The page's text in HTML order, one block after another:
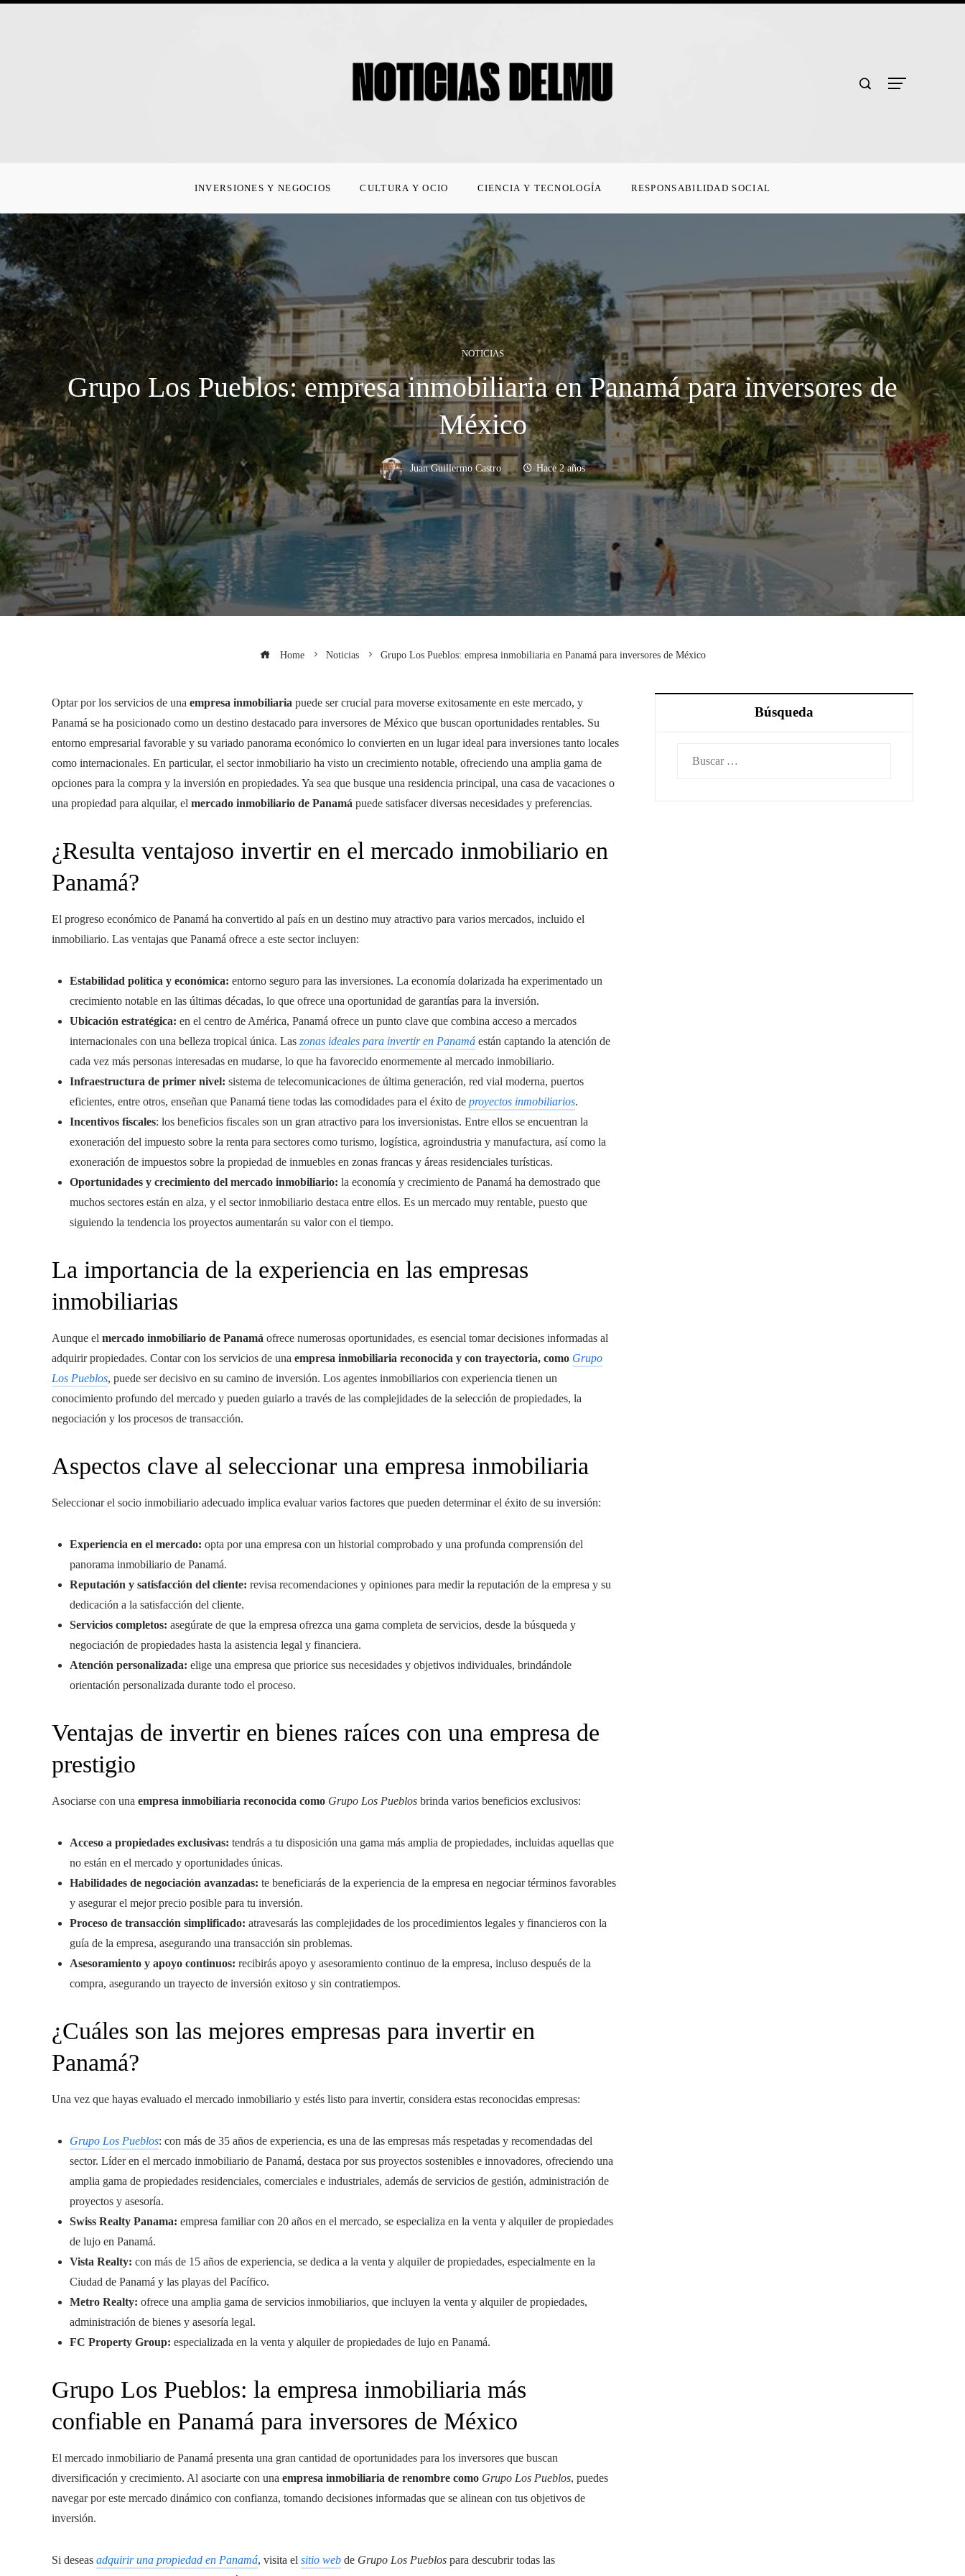
INVERSIONES Y NEGOCIOS CULTURA Y OCIO CIENCIA Y TECNOLOGÍA RESPONSABILIDAD SOCIAL
NOTICIAS
Grupo Los Pueblos: empresa inmobiliaria en Panamá para inversores de
México
Juan Guillermo Castro Hace 2 años
Home Noticias Grupo Los Pueblos: empresa inmobiliaria en Panamá para inversores de México
Optar por los servicios de una empresa inmobiliaria puede ser crucial para moverse exitosamente en este mercado, y
Panamá se ha posicionado como un destino destacado para inversores de México que buscan oportunidades rentables. Su
entorno empresarial favorable y su variado panorama económico lo convierten en un lugar ideal para inversiones tanto locales
como internacionales. En particular, el sector inmobiliario ha visto un crecimiento notable, ofreciendo una amplia gama de
opciones para la compra y la inversión en propiedades. Ya sea que busque una residencia principal, una casa de vacaciones o
una propiedad para alquilar, el mercado inmobiliario de Panamá puede satisfacer diversas necesidades y preferencias.
¿Resulta ventajoso invertir en el mercado inmobiliario en
Panamá?
El progreso económico de Panamá ha convertido al país en un destino muy atractivo para varios mercados, incluido el
inmobiliario. Las ventajas que Panamá ofrece a este sector incluyen:
Estabilidad política y económica: entorno seguro para las inversiones. La economía dolarizada ha experimentado un
crecimiento notable en las últimas décadas, lo que ofrece una oportunidad de garantías para la inversión.
Ubicación estratégica: en el centro de América, Panamá ofrece un punto clave que combina acceso a mercados
internacionales con una belleza tropical única. Las zonas ideales para invertir en Panamá están captando la atención de
cada vez más personas interesadas en mudarse, lo que ha favorecido enormemente al mercado inmobiliario.
Infraestructura de primer nivel: sistema de telecomunicaciones de última generación, red vial moderna, puertos
eficientes, entre otros, enseñan que Panamá tiene todas las comodidades para el éxito de proyectos inmobiliarios.
Incentivos fiscales: los beneficios fiscales son un gran atractivo para los inversionistas. Entre ellos se encuentran la
exoneración del impuesto sobre la renta para sectores como turismo, logística, agroindustria y manufactura, así como la
exoneración de impuestos sobre la propiedad de inmuebles en zonas francas y áreas residenciales turísticas.
Oportunidades y crecimiento del mercado inmobiliario: la economía y crecimiento de Panamá ha demostrado que
muchos sectores están en alza, y el sector inmobiliario destaca entre ellos. Es un mercado muy rentable, puesto que
siguiendo la tendencia los proyectos aumentarán su valor con el tiempo.
La importancia de la experiencia en las empresas
inmobiliarias
Aunque el mercado inmobiliario de Panamá ofrece numerosas oportunidades, es esencial tomar decisiones informadas al
adquirir propiedades. Contar con los servicios de una empresa inmobiliaria reconocida y con trayectoria, como Grupo
Los Pueblos, puede ser decisivo en su camino de inversión. Los agentes inmobiliarios con experiencia tienen un
conocimiento profundo del mercado y pueden guiarlo a través de las complejidades de la selección de propiedades, la
negociación y los procesos de transacción.
Aspectos clave al seleccionar una empresa inmobiliaria
Seleccionar el socio inmobiliario adecuado implica evaluar varios factores que pueden determinar el éxito de su inversión:
Experiencia en el mercado: opta por una empresa con un historial comprobado y una profunda comprensión del
panorama inmobiliario de Panamá.
Reputación y satisfacción del cliente: revisa recomendaciones y opiniones para medir la reputación de la empresa y su
dedicación a la satisfacción del cliente.
Servicios completos: asegúrate de que la empresa ofrezca una gama completa de servicios, desde la búsqueda y
negociación de propiedades hasta la asistencia legal y financiera.
Atención personalizada: elige una empresa que priorice sus necesidades y objetivos individuales, brindándole
orientación personalizada durante todo el proceso.
Ventajas de invertir en bienes raíces con una empresa de
prestigio
Asociarse con una empresa inmobiliaria reconocida como Grupo Los Pueblos brinda varios beneficios exclusivos:
Acceso a propiedades exclusivas: tendrás a tu disposición una gama más amplia de propiedades, incluidas aquellas que
no están en el mercado y oportunidades únicas.
Habilidades de negociación avanzadas: te beneficiarás de la experiencia de la empresa en negociar términos favorables
y asegurar el mejor precio posible para tu inversión.
Proceso de transacción simplificado: atravesarás las complejidades de los procedimientos legales y financieros con la
guía de la empresa, asegurando una transacción sin problemas.
Asesoramiento y apoyo continuos: recibirás apoyo y asesoramiento continuo de la empresa, incluso después de la
compra, asegurando un trayecto de inversión exitoso y sin contratiempos.
¿Cuáles son las mejores empresas para invertir en
Panamá?
Una vez que hayas evaluado el mercado inmobiliario y estés listo para invertir, considera estas reconocidas empresas:
Grupo Los Pueblos: con más de 35 años de experiencia, es una de las empresas más respetadas y recomendadas del
sector. Líder en el mercado inmobiliario de Panamá, destaca por sus proyectos sostenibles e innovadores, ofreciendo una
amplia gama de propiedades residenciales, comerciales e industriales, además de servicios de gestión, administración de
proyectos y asesoría.
Swiss Realty Panama: empresa familiar con 20 años en el mercado, se especializa en la venta y alquiler de propiedades
de lujo en Panamá.
Vista Realty: con más de 15 años de experiencia, se dedica a la venta y alquiler de propiedades, especialmente en la
Ciudad de Panamá y las playas del Pacífico.
Metro Realty: ofrece una amplia gama de servicios inmobiliarios, que incluyen la venta y alquiler de propiedades,
administración de bienes y asesoría legal.
FC Property Group: especializada en la venta y alquiler de propiedades de lujo en Panamá.
Grupo Los Pueblos: la empresa inmobiliaria más
confiable en Panamá para inversores de México
El mercado inmobiliario de Panamá presenta una gran cantidad de oportunidades para los inversores que buscan
diversificación y crecimiento. Al asociarte con una empresa inmobiliaria de renombre como Grupo Los Pueblos, puedes
navegar por este mercado dinámico con confianza, tomando decisiones informadas que se alinean con tus objetivos de
inversión.
Si deseas adquirir una propiedad en Panamá, visita el sitio web de Grupo Los Pueblos para descubrir todas las
Búsqueda